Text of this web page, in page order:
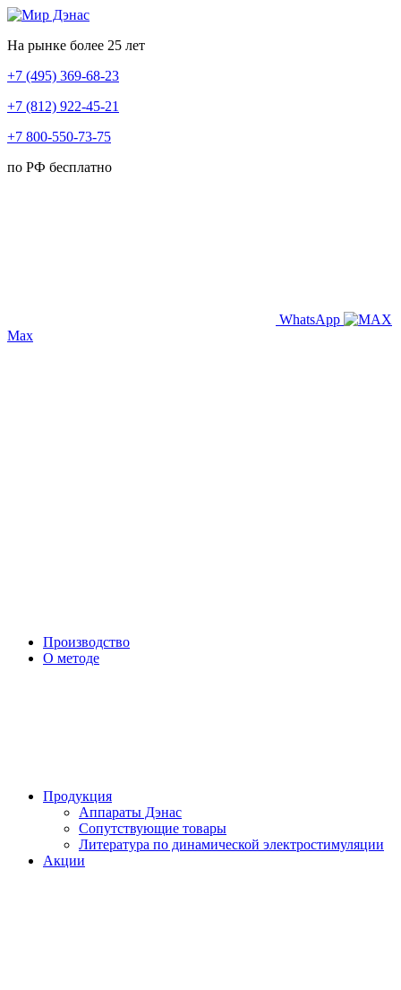
На рынке более 25 лет
+7 (495) 369-68-23
+7 (812) 922-45-21
+7 800-550-73-75
по РФ бесплатно
WhatsApp
Max
Производство
О методе
Продукция
Аппараты Дэнас
Сопутствующие товары
Литература по динамической электростимуляции
Акции